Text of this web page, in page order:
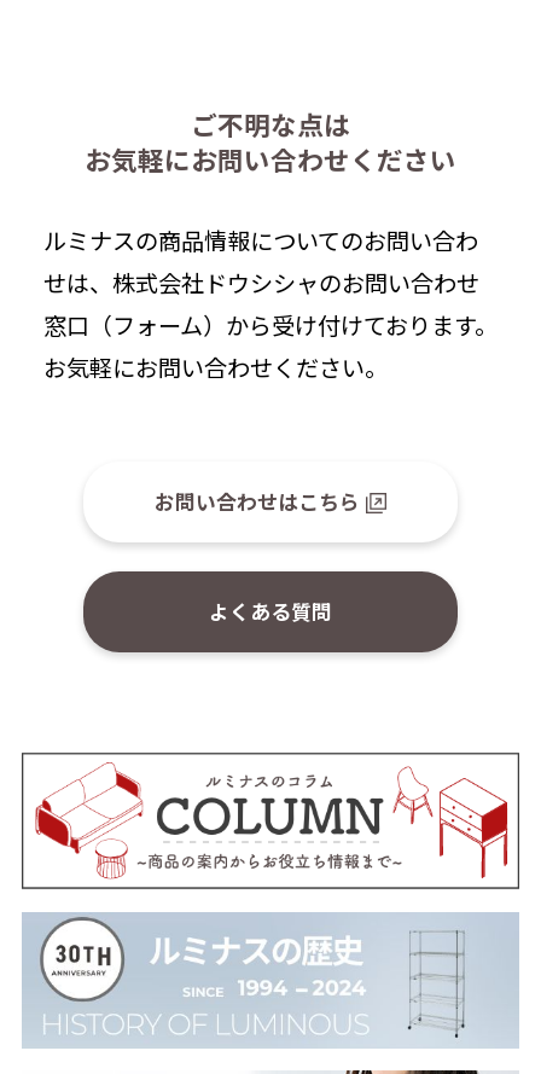
ご不明な点は
お気軽にお問い合わせください
ルミナスの商品情報についてのお問い合わ
せは、株式会社ドウシシャのお問い合わせ
窓口（フォーム）から受け付けております。
お気軽にお問い合わせください。
お問い合わせはこちら
よくある質問